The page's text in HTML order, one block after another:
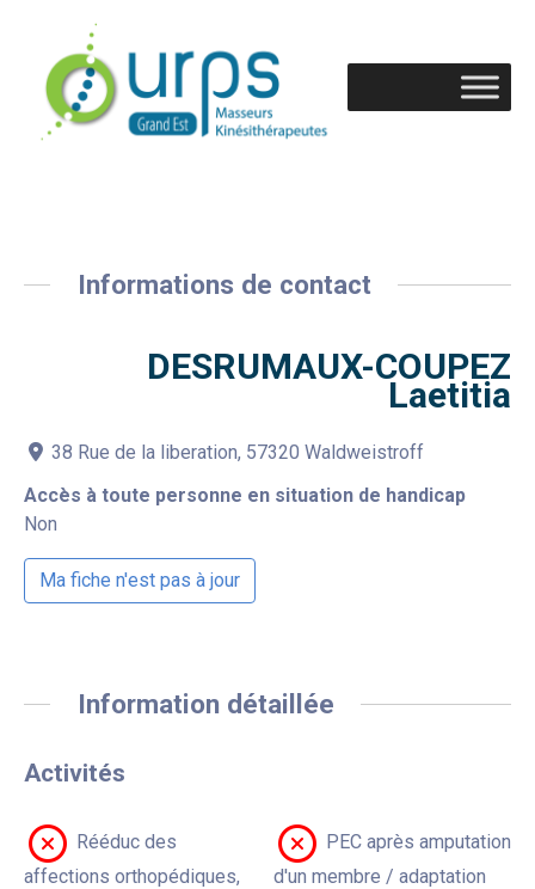
Informations de contact
DESRUMAUX-COUPEZ
Laetitia
38 Rue de la liberation, 57320 Waldweistroff
Accès à toute personne en situation de handicap
Non
Ma fiche n'est pas à jour
Information détaillée
Activités
Rééduc des
affections orthopédiques,
PEC après amputation
d'un membre / adaptation